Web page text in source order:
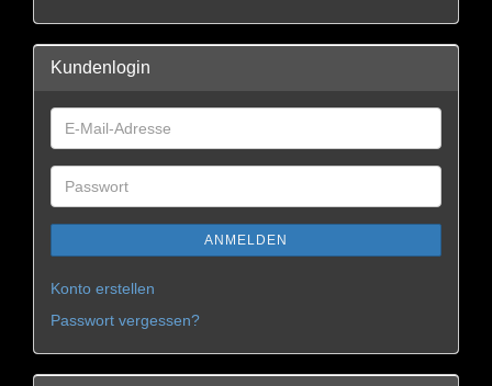
Kundenlogin
ANMELDEN
Konto erstellen
Passwort vergessen?